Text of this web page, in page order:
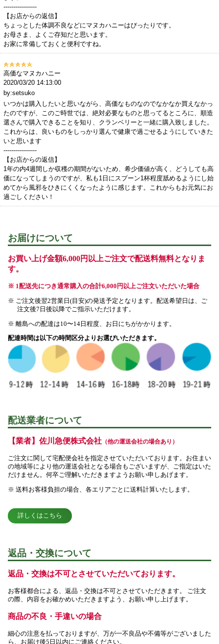
-----------------
【お店からの返信】
ちょっとした体調不良などにマヌカハニーはぴったりです。
お母さま、よくご存知だと思います。
お家に常備しておくと便利ですね。
高価なマヌカハニー
2020/03/20 14:13:00
by:setsuko
いつかは購入したいと思いながら、高価なものなのでなかなか買えなかっ
たのですが、このご時世では、絶対必要なものと思ってるところに、順造
選さんで購入できることを知り、クランベリーと一緒に購入致しました。
これからは、良いものをしっかり選んで健康で過ごせるようにしていきた
いと思います
-----------------
【お店からの返信】
1年の内4週間しか収穫の期間がないため、希少価値が高く、どうしても高
価になってしまうのですが、私も1日にスプーン1杯程度舐めるようにし始
めてから風邪をひきにくくなったように感じます。これからもお元気にお
過ごしください！